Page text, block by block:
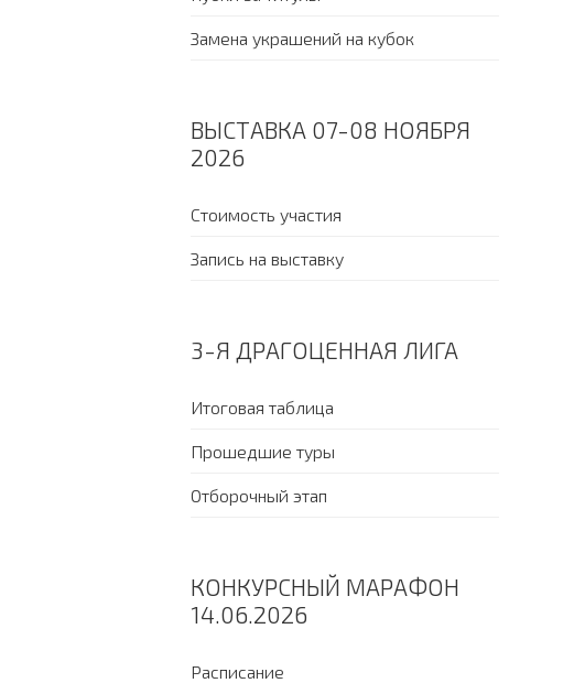
Замена украшений на кубок
ВЫСТАВКА 07-08 НОЯБРЯ
2026
Стоимость участия
Запись на выставку
3-Я ДРАГОЦЕННАЯ ЛИГА
Итоговая таблица
Прошедшие туры
Отборочный этап
КОНКУРСНЫЙ МАРАФОН
14.06.2026
Расписание